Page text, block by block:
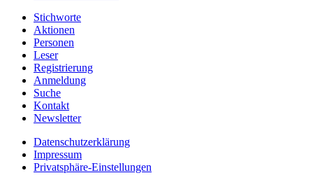
Stichworte
Aktionen
Personen
Leser
Registrierung
Anmeldung
Suche
Kontakt
Newsletter
Datenschutzerklärung
Impressum
Privatsphäre-Einstellungen